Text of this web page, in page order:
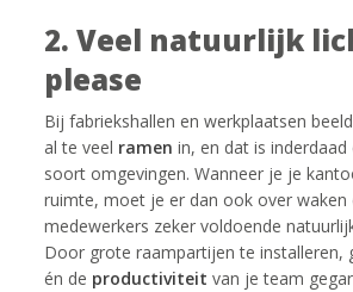
2. Veel natuurlijk
please
Bij fabriekshallen en werkplaatsen
al te veel ramen in, en dat is
soort omgevingen. Wanneer je je
ruimte, moet je er dan ook over waken
medewerkers zeker voldoende
Door grote raampartijen te installeren,
én de productiviteit van je team